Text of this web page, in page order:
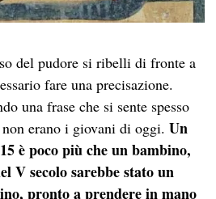
del pudore si ribelli di fronte a
fare una precisazione.
una frase che si sente spesso
erano i giovani di oggi.Un
è poco più che un bambino,
V secolo sarebbe stato un
pronto a prendere in mano